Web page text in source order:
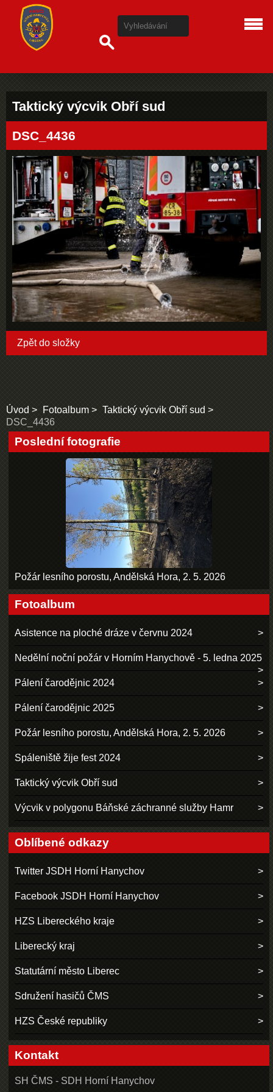
Taktický výcvik Obří sud
DSC_4436
Zpět do složky
Úvod Fotoalbum
Taktický výcvik Obří sud
DSC_4436
Poslední fotografie
Požár lesního porostu, Andělská Hora, 2. 5. 2026
Fotoalbum
Asistence na ploché dráze v červnu 2024
Nedělní noční požár v Horním Hanychově - 5. ledna 2025
Pálení čarodějnic 2024
Pálení čarodějnic 2025
Požár lesního porostu, Andělská Hora, 2. 5. 2026
Spáleniště žije fest 2024
Taktický výcvik Obří sud
Výcvik v polygonu Báňské záchranné služby Hamr
Oblíbené odkazy
Twitter JSDH Horní Hanychov
Facebook JSDH Horní Hanychov
HZS Libereckého kraje
Liberecký kraj
Statutární město Liberec
Sdružení hasičů ČMS
HZS České republiky
Kontakt
SH ČMS - SDH Horní Hanychov